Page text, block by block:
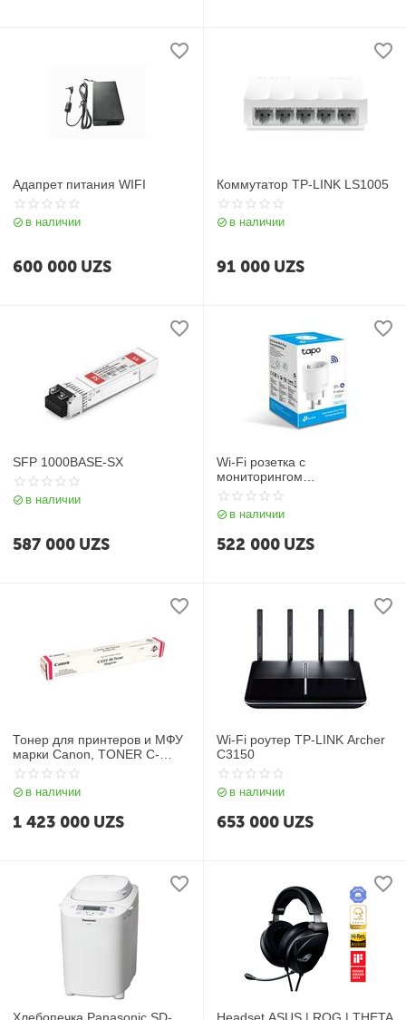
Адапрет питания WIFI
в наличии
600 000 UZS
Коммутатор TP-LINK LS1005
в наличии
91 000 UZS
SFP 1000BASE-SX
в наличии
587 000 UZS
Wi-Fi розетка с
мониторингом
энергопотребления Tapo
P115(4-pack)
в наличии
522 000 UZS
Тонер для принтеров и МФУ
марки Canon, TONER C-
EXV49 MAGENTA
в наличии
1 423 000 UZS
Wi-Fi роутер TP-LINK Archer
C3150
в наличии
653 000 UZS